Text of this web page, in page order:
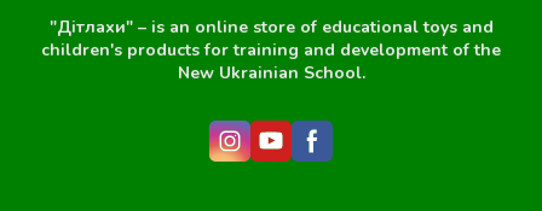
"Дітлахи" – is an online store of educational toys and
children's products for training and development of the
New Ukrainian School.